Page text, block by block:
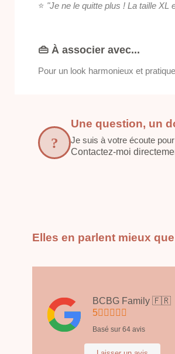
⭐️ "Je ne le quitte plus ! La taille XL
👜 À associer avec...
Pour un look harmonieux et
Une question, un
Je suis à votre écoute
Contactez-moi
Elles en parlent mieux
BCBG Family 🇫🇷
5
Basé sur 64 avis
Vanessa Intile
il y a 6 mois
J'ai fait à nouveau